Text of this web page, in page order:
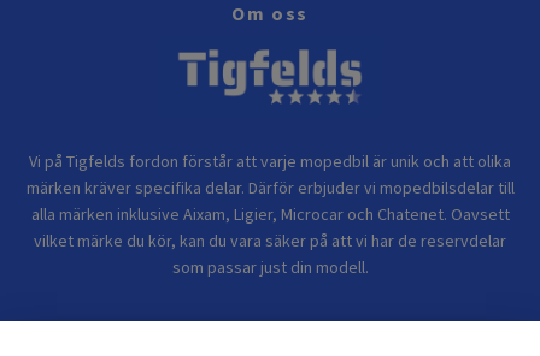
Om oss
Vi på Tigfelds fordon förstår att varje mopedbil är unik och att olika
märken kräver specifika delar. Därför erbjuder vi mopedbilsdelar till
alla märken inklusive Aixam, Ligier, Microcar och Chatenet. Oavsett
vilket märke du kör, kan du vara säker på att vi har de reservdelar
som passar just din modell.